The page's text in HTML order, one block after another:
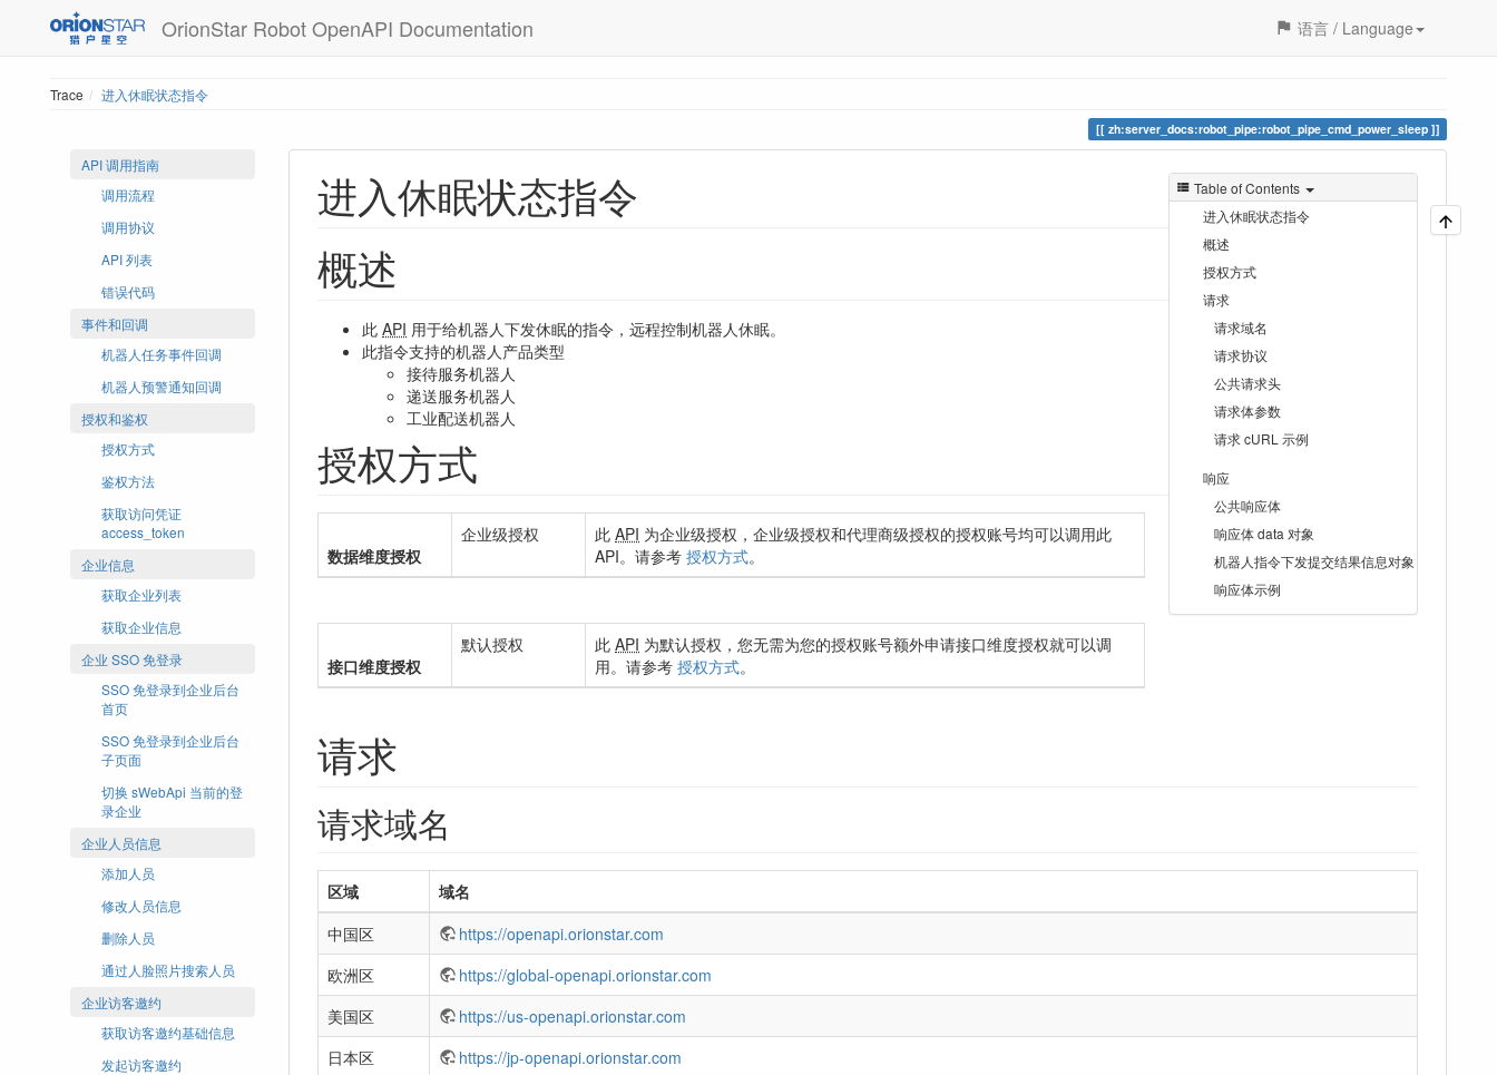
OrionStar Robot OpenAPI Documentation 语言 / Language
Trace 进入休眠状态指令
zh:server_docs:robot_pipe:robot_pipe_cmd_power_sleep
API 调用指南
调用流程
调用协议
API 列表
错误代码
事件和回调
机器人任务事件回调
机器人预警通知回调
授权和鉴权
授权方式
鉴权方法
获取访问凭证
access_token
企业信息
获取企业列表
获取企业信息
企业 SSO 免登录
SSO 免登录到企业后台
首页
SSO 免登录到企业后台
子页面
切换 sWebApi 当前的登
录企业
企业人员信息
添加人员
修改人员信息
删除人员
通过人脸照片搜索人员
企业访客邀约
获取访客邀约基础信息
发起访客邀约
Table of Contents
进入休眠状态指令
概述
授权方式
请求
请求域名
请求协议
公共请求头
请求体参数
请求 cURL 示例
响应
公共响应体
响应体 data 对象
机器人指令下发提交结果信息对象
响应体示例
进入休眠状态指令
概述
此 API 用于给机器人下发休眠的指令，远程控制机器人休眠。
此指令支持的机器人产品类型
接待服务机器人
递送服务机器人
工业配送机器人
授权方式
数据维度授权
企业级授权 此 API 为企业级授权，企业级授权和代理商级授权的授权账号均可以调用此
API。请参考 授权方式。
接口维度授权
默认授权 此 API 为默认授权，您无需为您的授权账号额外申请接口维度授权就可以调
用。请参考 授权方式。
请求
请求域名
区域
域名
中国区
https://openapi.orionstar.com
欧洲区
https://global-openapi.orionstar.com
美国区
https://us-openapi.orionstar.com
日本区
https://jp-openapi.orionstar.com